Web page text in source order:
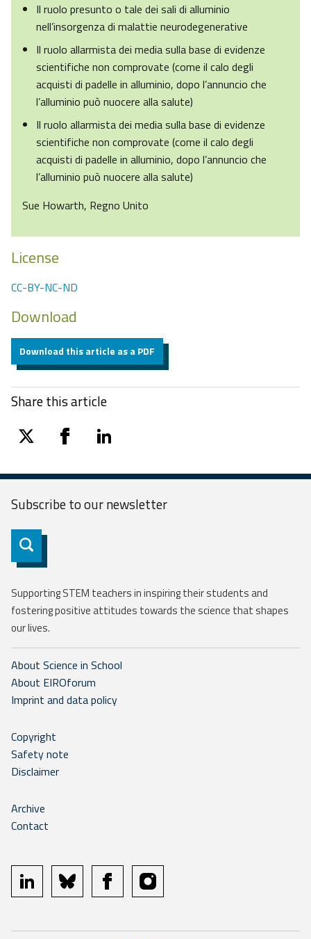
Il ruolo presunto o tale dei sali di alluminio
nell’insorgenza di malattie neurodegenerative
Il ruolo allarmista dei media sulla base di evidenze
scientifiche non comprovate (come il calo degli
acquisti di padelle in alluminio, dopo l’annuncio che
l’alluminio può nuocere alla salute)
Il ruolo allarmista dei media sulla base di evidenze
scientifiche non comprovate (come il calo degli
acquisti di padelle in alluminio, dopo l’annuncio che
l’alluminio può nuocere alla salute)
Sue Howarth, Regno Unito
License
CC-BY-NC-ND
Download
Download this article as a PDF
Share this article
twitter facebooklinkedin
Subscribe to ournewsletter
Subscribe
Supporting STEM teachers in inspiring their students and
fostering positive attitudes towards the science that shapes
our lives.
About Science in School
About EIROforum
Imprint and data policy
Copyright
Safety note
Disclaimer
Archive
Contact
linkedin bluesky facebookinstagram